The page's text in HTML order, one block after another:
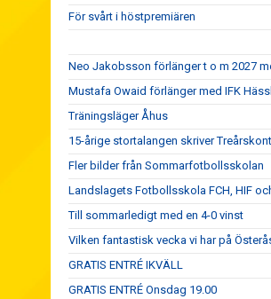
För svårt i höstpremiären
Neo Jakobsson förlänger t o m 2027
Mustafa Owaid förlänger med IFK
Träningsläger Åhus
15-årige stortalangen skriver
Fler bilder från Sommarfotbollsskolan
Landslagets Fotbollsskola FCH, HIF
Till sommarledigt med en 4-0 vinst
Vilken fantastisk vecka vi har på
GRATIS ENTRÉ IKVÄLL
GRATIS ENTRÉ Onsdag 19.00